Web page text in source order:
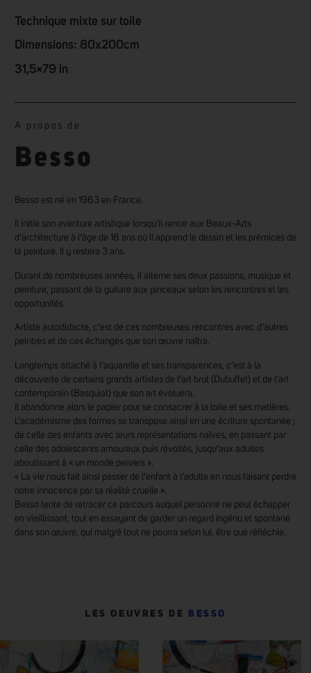
Technique mixte sur toile
Dimensions: 80x200cm
31,5×79 in
A propos de
Besso
Besso est né en 1963 en France.
Il initie son aventure artistique lorsqu’il rentre aux Beaux-Arts
d’architecture à l’âge de 18 ans où il apprend le dessin et les prémices de
la peinture. Il y restera 3 ans.
Durant de nombreuses années, il alterne ses deux passions, musique et
peinture, passant de la guitare aux pinceaux selon les rencontres et les
opportunités.
Artiste autodidacte, c’est de ces nombreuses rencontres avec d’autres
peintres et de ces échanges que son œuvre naîtra.
Longtemps attaché à l’aquarelle et ses transparences, c’est à la
découverte de certains grands artistes de l’art brut (Dubuffet) et de l’art
contemporain (Basquiat) que son art évoluera.
Il abandonne alors le papier pour se consacrer à la toile et ses matières.
L’académisme des formes se transpose ainsi en une écriture spontanée ;
de celle des enfants avec leurs représentations naïves, en passant par
celle des adolescents amoureux puis révoltés, jusqu’aux adultes
aboutissant à « un monde pervers ».
« La vie nous fait ainsi passer de l’enfant à l’adulte en nous faisant perdre
notre innocence par sa réalité cruelle ».
Besso tente de retracer ce parcours auquel personne ne peut échapper
en vieillissant, tout en essayant de garder un regard ingénu et spontané
dans son œuvre, qui malgré tout ne pourra selon lui, être que réfléchie.
LES OEUVRES DE BESSO